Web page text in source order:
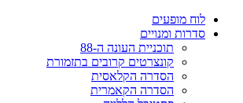
לוח מופעים
סדרות ומנויים
תוכניית העונה ה-88
קונצרטים קרובים בתזמורת
הסדרה הקלאסית
הסדרה הקאמרית